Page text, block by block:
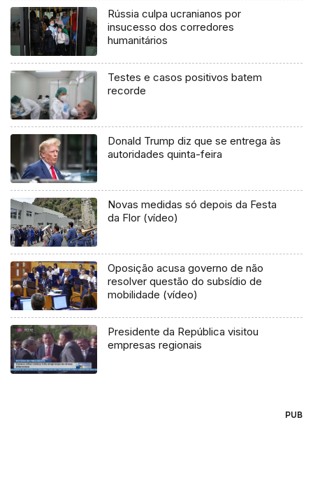
Rússia culpa ucranianos por
insucesso dos corredores
humanitários
Testes e casos positivos batem
recorde
Donald Trump diz que se entrega às
autoridades quinta-feira
Novas medidas só depois da Festa
da Flor (vídeo)
Oposição acusa governo de não
resolver questão do subsídio de
mobilidade (vídeo)
Presidente da República visitou
empresas regionais
PUB